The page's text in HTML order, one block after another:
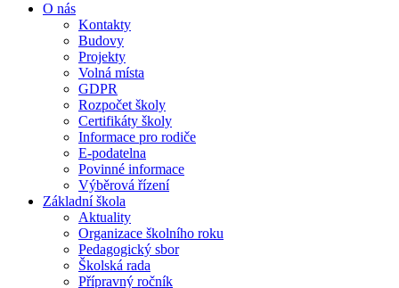
O nás
Kontakty
Budovy
Projekty
Volná místa
GDPR
Rozpočet školy
Certifikáty školy
Informace pro rodiče
E-podatelna
Povinné informace
Výběrová řízení
Základní škola
Aktuality
Organizace školního roku
Pedagogický sbor
Školská rada
Přípravný ročník